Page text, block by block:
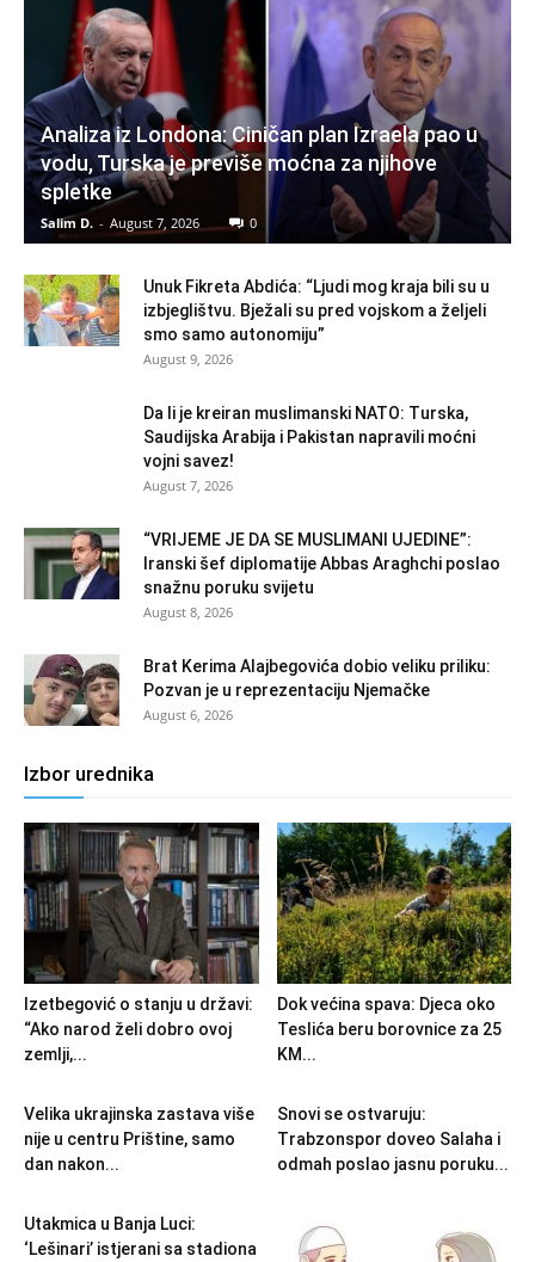
Analiza iz Londona: Ciničan plan Izraela pao u
vodu, Turska je previše moćna za njihove
spletke
Salim D. - August 7, 2026 0
Unuk Fikreta Abdića: “Ljudi mog kraja bili su u
izbjeglištvu. Bježali su pred vojskom a željeli
smo samo autonomiju”
August 9, 2026
Da li je kreiran muslimanski NATO: Turska,
Saudijska Arabija i Pakistan napravili moćni
vojni savez!
August 7, 2026
“VRIJEME JE DA SE MUSLIMANI UJEDINE”:
Iranski šef diplomatije Abbas Araghchi poslao
snažnu poruku svijetu
August 8, 2026
Brat Kerima Alajbegovića dobio veliku priliku:
Pozvan je u reprezentaciju Njemačke
August 6, 2026
Izbor urednika
Izetbegović o stanju u državi:
“Ako narod želi dobro ovoj
zemlji,...
Dok većina spava: Djeca oko
Teslića beru borovnice za 25
KM...
Velika ukrajinska zastava više
nije u centru Prištine, samo
dan nakon...
Snovi se ostvaruju:
Trabzonspor doveo Salaha i
odmah poslao jasnu poruku...
Utakmica u Banja Luci:
‘Lešinari’ istjerani sa stadiona